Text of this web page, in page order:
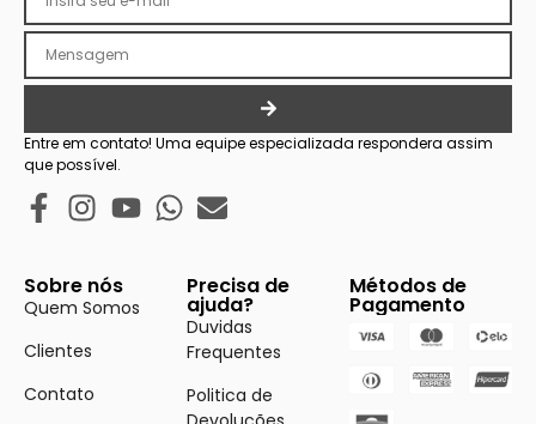
Entre em contato! Uma equipe especializada respondera assim
que possível.
Sobre nós
Quem Somos
Clientes
Contato
Precisa de
ajuda?
Duvidas
Frequentes
Politica de
Métodos de
Pagamento